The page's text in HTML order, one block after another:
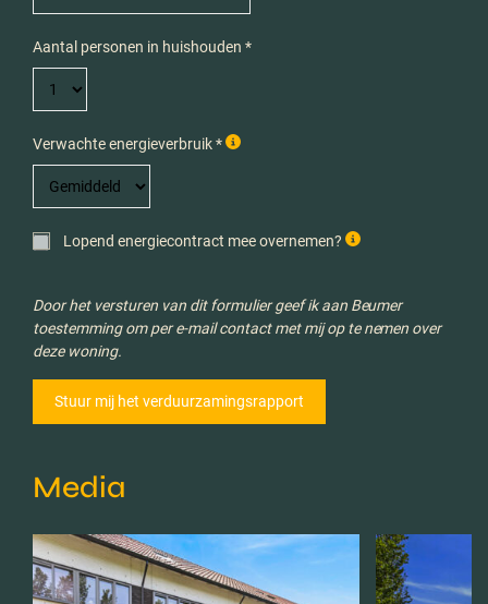
Aantal personen in huishouden *
Verwachte energieverbruik *
Lopend energiecontract mee overnemen?
Door het versturen van dit formulier geef ik aan Beumer
toestemming om per e-mail contact met mij op te nemen over
deze woning.
Media